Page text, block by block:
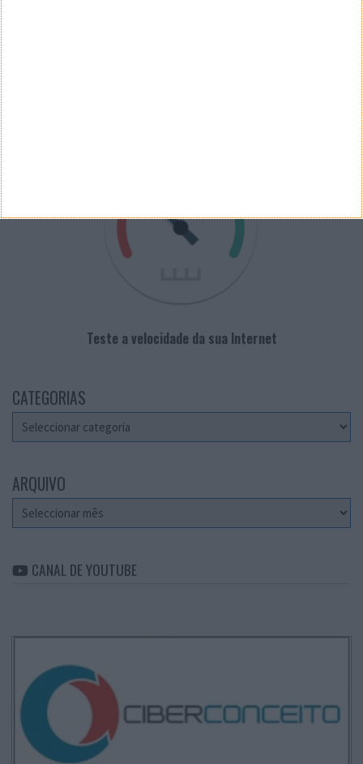
Teste a velocidade da sua Internet
CATEGORIAS
Categorias
ARQUIVO
Arquivo
CANAL DE YOUTUBE